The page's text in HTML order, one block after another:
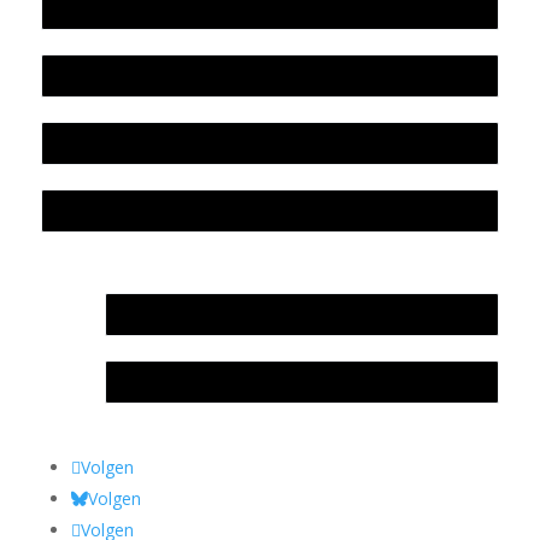
Volgen
Volgen
Volgen